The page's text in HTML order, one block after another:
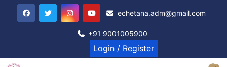
echetana.adm@gmail.com
+91 9001005900
Login / Register